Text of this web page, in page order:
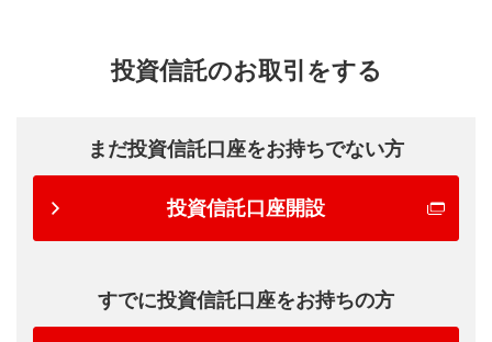
投資信託のお取引をする
まだ投資信託口座をお持ちでない方
投資信託口座開設
すでに投資信託口座をお持ちの方